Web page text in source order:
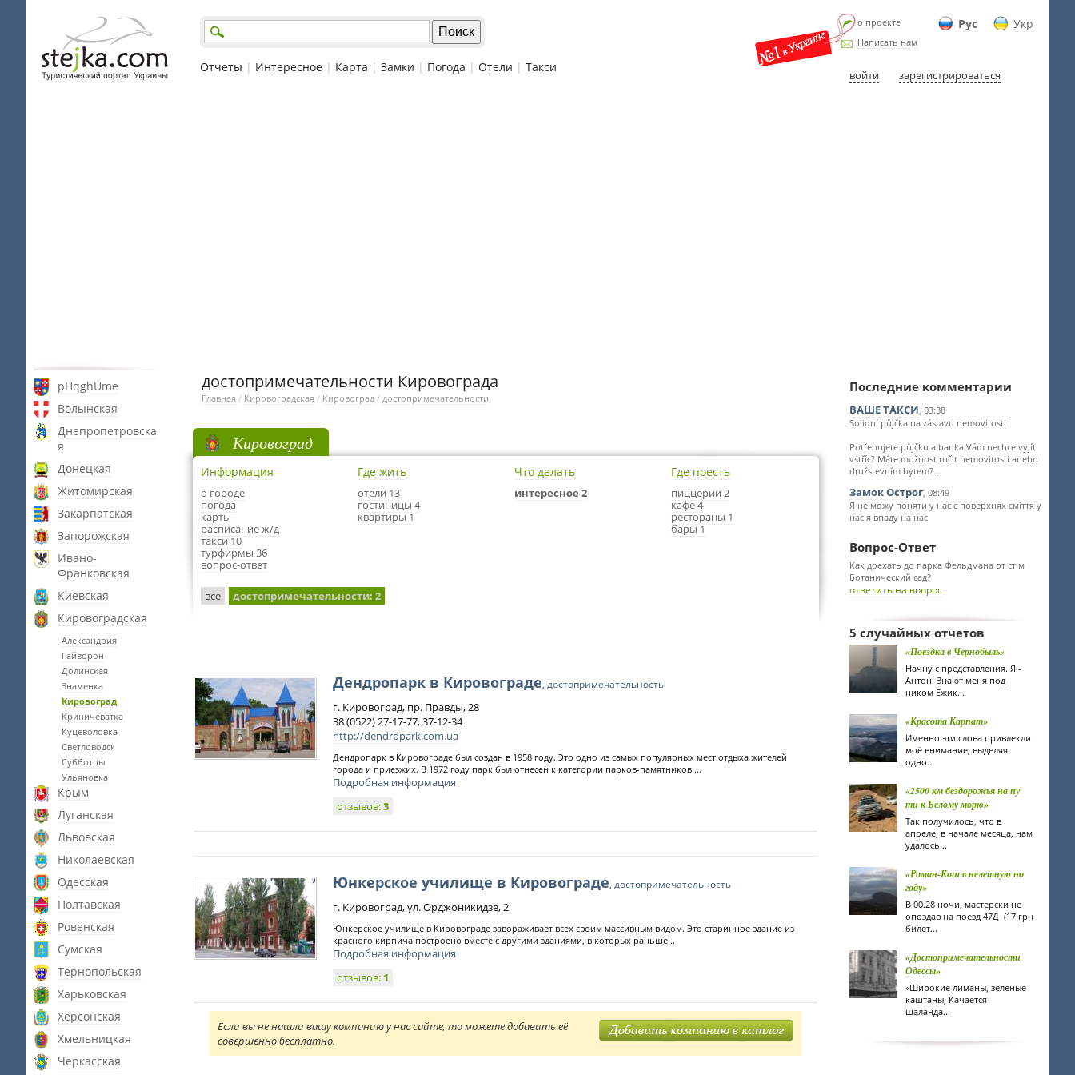
Рус Укр
о проекте
Написать нам
войти зарегистрироваться
Отчеты | Интересное | Карта | Замки | Погода | Отели | Такси
pHqghUme
Волынская
Днепропетровска
я
Донецкая
Житомирская
Закарпатская
Запорожская
Ивано-
Франковская
Киевская
Кировоградская
Александрия
Гайворон
Долинская
Знаменка
Кировоград
Криничеватка
Куцеволовка
Светловодск
Субботцы
Ульяновка
Крым
Луганская
Львовская
Николаевская
Одесская
Полтавская
Ровенская
Сумская
Тернопольская
Харьковская
Херсонская
Хмельницкая
Черкасская
достопримечательности Кировограда
Главная / Кировоградская / Кировоград / достопримечательности
Кировоград
Информация
о городе
погода
карты
расписание ж/д
такси 10
турфирмы 36
вопрос-ответ
Где жить
отели 13
гостиницы 4
квартиры 1
Что делать
интересное 2
Где поесть
пиццерии 2
кафе 4
рестораны 1
бары 1
все достопримечательности: 2
Дендропарк в Кировограде, достопримечательность
г. Кировоград, пр. Правды, 28
38 (0522) 27-17-77, 37-12-34
http://dendropark.com.ua
Дендропарк в Кировограде был создан в 1958 году. Это одно из самых популярных мест отдыха жителей
города и приезжих. В 1972 году парк был отнесен к категории парков-памятников....
Подробная информация
отзывов:3
Юнкерское училище в Кировограде, достопримечательность
г. Кировоград, ул. Орджоникидзе, 2
Юнкерское училище в Кировограде завораживает всех своим массивным видом. Это старинное здание из
красного кирпича построено вместе с другими зданиями, в которых раньше...
Подробная информация
отзывов: 1
Если вы не нашли вашу компанию у нас сайте, то можете добавить её
совершенно бесплатно.
Последние комментарии
ВАШЕ ТАКСИ, 03:38
Solidní půjčka na zástavu nemovitosti
Potřebujete půjčku a banka Vám nechce vyjít
vstříc? Máte možnost ručit nemovitosti anebo
družstevním bytem?...
Замок Острог, 08:49
Я не можу поняти у нас є поверхнях сміття у
нас я впаду на нас
Вопрос-Ответ
Как доехать до парка Фельдмана от ст.м
Ботанический сад?
ответить на вопрос
5 случайных отчетов
«Поездка в Чернобыль»
Начну с представления. Я -
Антон. Знают меня под
ником Ежик...
«Красота Карпат»
Именно эти слова привлекли
моё внимание, выделяя
одно...
«2500 км бездорожья на пу
ти к Белому морю»
Так получилось, что в
апреле, в начале месяца, нам
удалось...
«Роман-Кош в нелетную по
году»
В 00.28 ночи, мастерски не
опоздав на поезд 47Д (17 грн
билет...
«Достопримечательности
Одессы»
«Широкие лиманы, зеленые
каштаны, Качается
шаланда...